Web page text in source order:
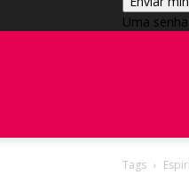
Uma
Tags